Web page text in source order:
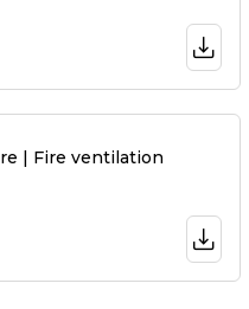
| Fire ventilation